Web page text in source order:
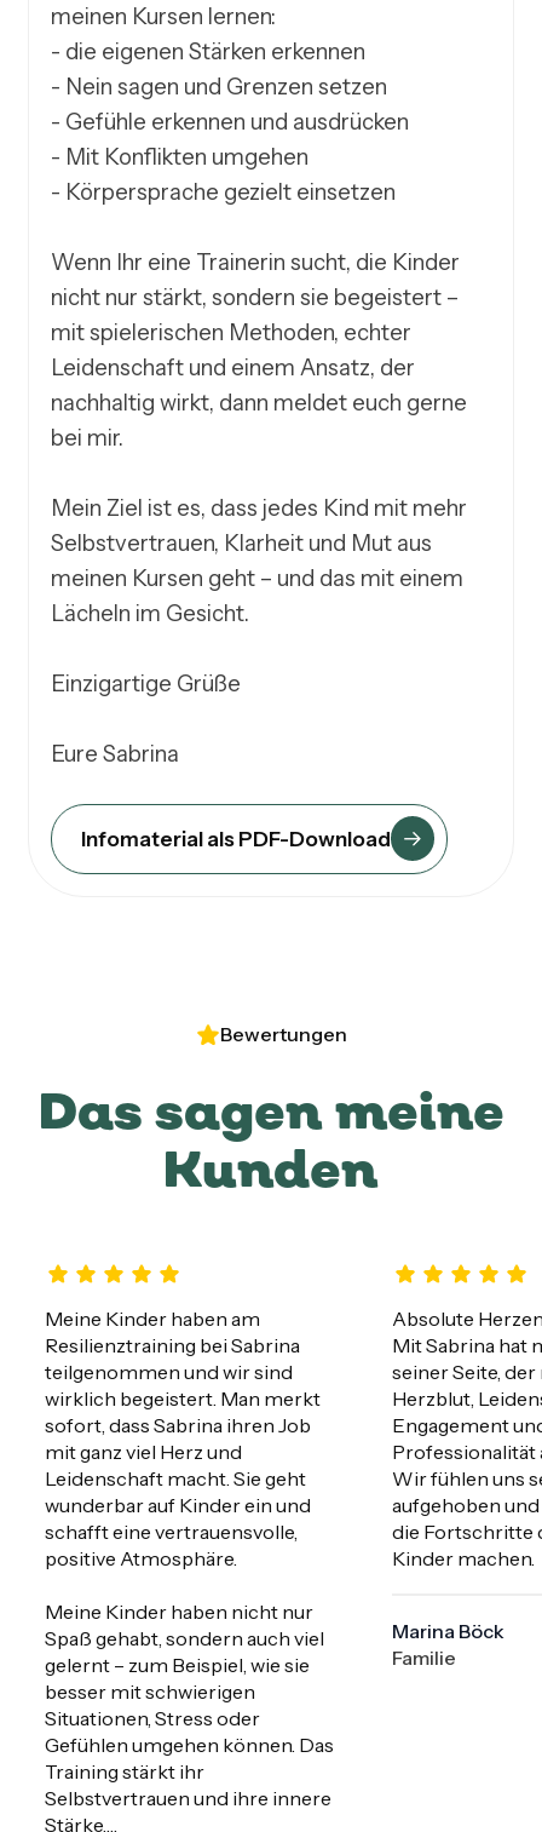
meinen Kursen lernen:
- die eigenen Stärken erkennen
- Nein sagen und Grenzen setzen
- Gefühle erkennen und ausdrücken
- Mit Konflikten umgehen
- Körpersprache gezielt einsetzen
Wenn Ihr eine Trainerin sucht, die Kinder
nicht nur stärkt, sondern sie begeistert –
mit spielerischen Methoden, echter
Leidenschaft und einem Ansatz, der
nachhaltig wirkt, dann meldet euch gerne
bei mir.
Mein Ziel ist es, dass jedes Kind mit mehr
Selbstvertrauen, Klarheit und Mut aus
meinen Kursen geht – und das mit einem
Lächeln im Gesicht.
Einzigartige Grüße
Eure Sabrina
Infomaterial als PDF-Download
Bewertungen
Das sagen meine
Kunden
Meine Kinder haben am
Resilienztraining bei Sabrina
teilgenommen und wir sind
wirklich begeistert. Man merkt
sofort, dass Sabrina ihren Job
mit ganz viel Herz und
Leidenschaft macht. Sie geht
wunderbar auf Kinder ein und
schafft eine vertrauensvolle,
positive Atmosphäre.
Meine Kinder haben nicht nur
Spaß gehabt, sondern auch viel
gelernt – zum Beispiel, wie sie
besser mit schwierigen
Situationen, Stress oder
Gefühlen umgehen können. Das
Training stärkt ihr
Selbstvertrauen und ihre innere
Stärke.
Absolute
Mit Sabrina hat
seiner Seite,
Herzblut,
Engagement
Professionalität
Wir fühlen uns
aufgehoben
die Fortschritte
Kinder machen.
Marina Böck
Familie